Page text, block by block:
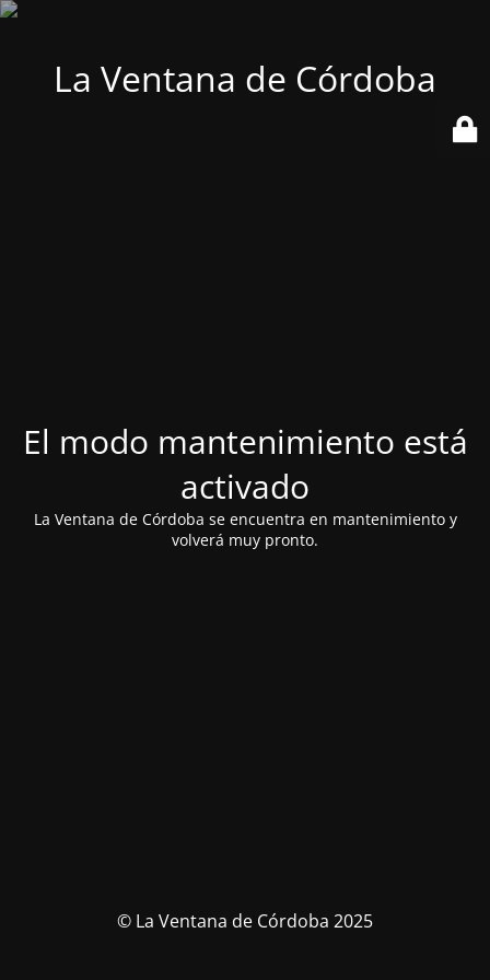
La Ventana de Córdoba
El modo mantenimiento está
activado
La Ventana de Córdoba se encuentra en mantenimiento y
volverá muy pronto.
© La Ventana de Córdoba 2025